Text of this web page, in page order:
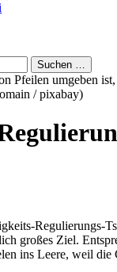
/ pixabay)
Regulierungs-
großes Ziel.
ins Leere, weil